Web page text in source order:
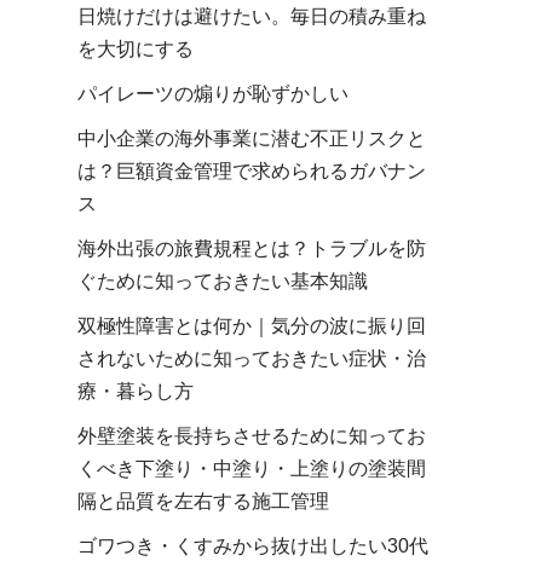
日焼けだけは避けたい。毎日の積み重ね
を大切にする
パイレーツの煽りが恥ずかしい
中小企業の海外事業に潜む不正リスクと
は？巨額資金管理で求められるガバナン
ス
海外出張の旅費規程とは？トラブルを防
ぐために知っておきたい基本知識
双極性障害とは何か｜気分の波に振り回
されないために知っておきたい症状・治
療・暮らし方
外壁塗装を長持ちさせるために知ってお
くべき下塗り・中塗り・上塗りの塗装間
隔と品質を左右する施工管理
ゴワつき・くすみから抜け出したい30代